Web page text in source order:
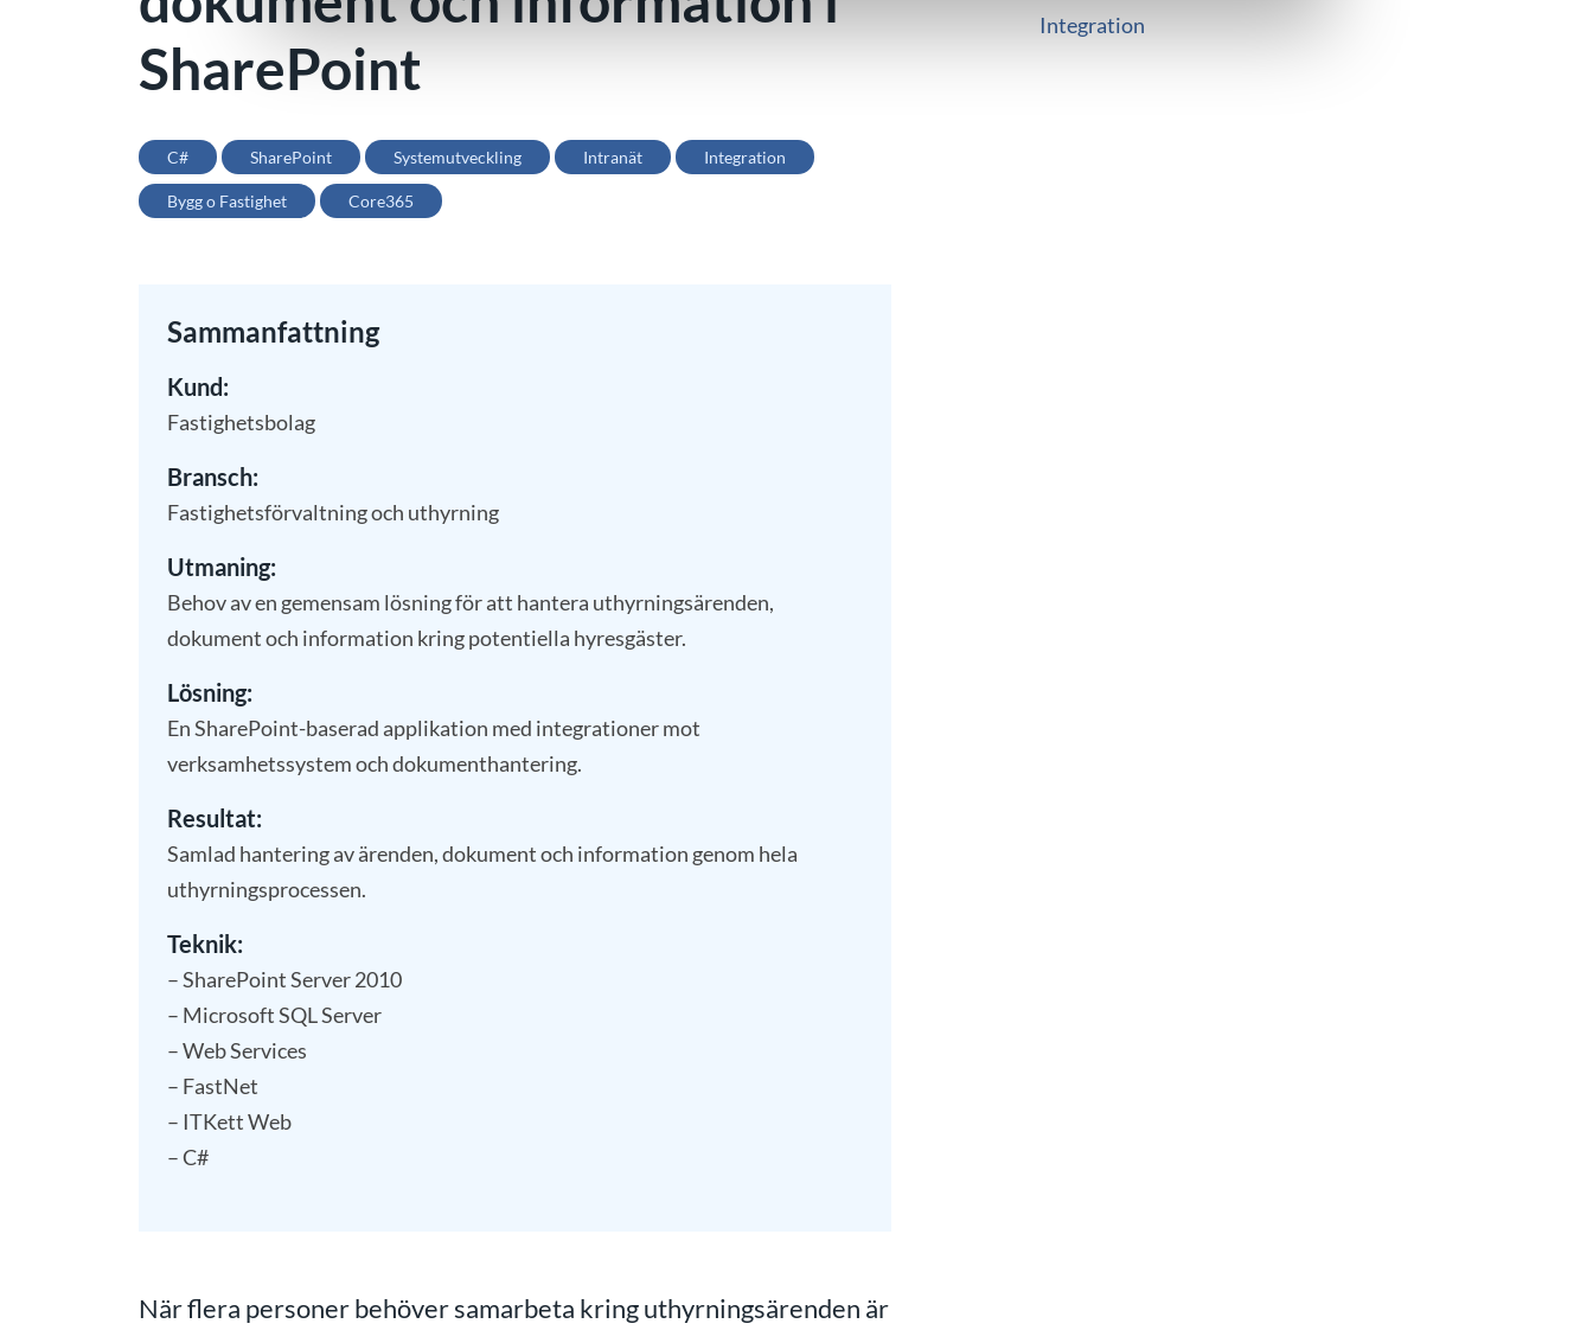
SharePoint
C# SharePoint Systemutveckling Intranät Integration
Bygg o Fastighet Core365
Sammanfattning
Kund:
Fastighetsbolag
Bransch:
Fastighetsförvaltning och uthyrning
Utmaning:
Behov av en gemensam lösning för att hantera uthyrningsärenden,
dokument och information kring potentiella hyresgäster.
Lösning:
En SharePoint-baserad applikation med integrationer mot
verksamhetssystem och dokumenthantering.
Resultat:
Samlad hantering av ärenden, dokument och information genom hela
uthyrningsprocessen.
Teknik:
– SharePoint Server 2010
– Microsoft SQL Server
– Web Services
– FastNet
– ITKett Web
– C#
När flera personer behöver samarbeta kring uthyrningsärenden är
Integration